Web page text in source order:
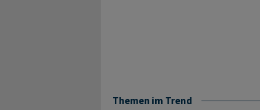
Themen im Trend